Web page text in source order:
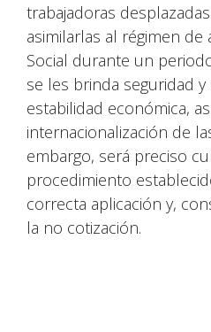
trabajadoras
asimilarlas al régimen de
Social durante un
se les brinda seguridad
estabilidad económica,
internacionalización de
embargo, será preciso
procedimiento
correcta aplicación y,
la no cotización.